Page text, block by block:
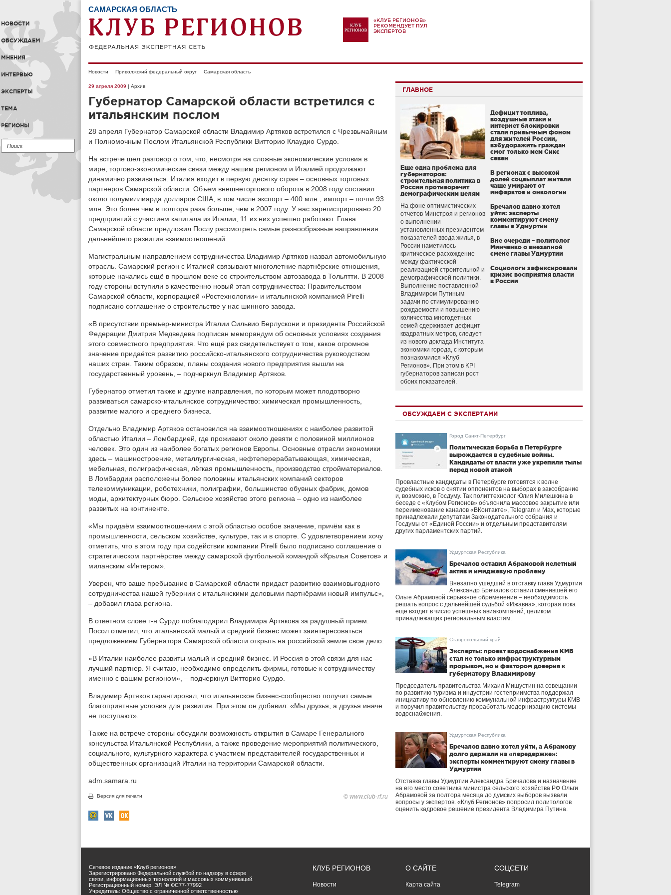
НОВОСТИ
ОБСУЖДАЕМ
МНЕНИЯ
ИНТЕРВЬЮ
ЭКСПЕРТЫ
ТЕМА
РЕГИОНЫ
САМАРСКАЯ ОБЛАСТЬ
«КЛУБ РЕГИОНОВ»
РЕКОМЕНДУЕТ ПУЛ
ЭКСПЕРТОВ
Новости Приволжский федеральный округ Самарская область
29 апреля 2009 | Архив
Губернатор Самарской области встретился с
итальянским послом
28 апреля Губернатор Самарской области Владимир Артяков встретился с Чрезвычайным
и Полномочным Послом Итальянской Республики Витторио Клаудио Сурдо.
На встрече шел разговор о том, что, несмотря на сложные экономические условия в
мире, торгово-экономические связи между нашим регионом и Италией продолжают
динамично развиваться. Италия входит в первую десятку стран – основных торговых
партнеров Самарской области. Объем внешнеторгового оборота в 2008 году составил
около полумиллиарда долларов США, в том числе экспорт – 400 млн., импорт – почти 93
млн. Это более чем в полтора раза больше, чем в 2007 году. У нас зарегистрировано 20
предприятий с участием капитала из Италии, 11 из них успешно работают. Глава
Самарской области предложил Послу рассмотреть самые разнообразные направления
дальнейшего развития взаимоотношений.
Магистральным направлением сотрудничества Владимир Артяков назвал автомобильную
отрасль. Самарский регион с Италией связывают многолетние партнёрские отношения,
которые начались ещё в прошлом веке со строительством автозавода в Тольятти. В 2008
году стороны вступили в качественно новый этап сотрудничества: Правительством
Самарской области, корпорацией «Ростехнологии» и итальянской компанией Pirelli
подписано соглашение о строительстве у нас шинного завода.
«В присутствии премьер-министра Италии Сильвио Берлускони и президента Российской
Федерации Дмитрия Медведева подписан меморандум об основных условиях создания
этого совместного предприятия. Что ещё раз свидетельствует о том, какое огромное
значение придаётся развитию российско-итальянского сотрудничества руководством
наших стран. Таким образом, планы создания нового предприятия вышли на
государственный уровень, – подчеркнул Владимир Артяков.
Губернатор отметил также и другие направления, по которым может плодотворно
развиваться самарско-итальянское сотрудничество: химическая промышленность,
развитие малого и среднего бизнеса.
Отдельно Владимир Артяков остановился на взаимоотношениях с наиболее развитой
областью Италии – Ломбардией, где проживают около девяти с половиной миллионов
человек. Это один из наиболее богатых регионов Европы. Основные отрасли экономики
здесь – машиностроение, металлургическая, нефтеперерабатывающая, химическая,
мебельная, полиграфическая, лёгкая промышленность, производство стройматериалов.
В Ломбардии расположены более половины итальянских компаний секторов
телекоммуникации, роботехники, полиграфии, большинство обувных фабрик, домов
моды, архитектурных бюро. Сельское хозяйство этого региона – одно из наиболее
развитых на континенте.
«Мы придаём взаимоотношениям с этой областью особое значение, причём как в
промышленности, сельском хозяйстве, культуре, так и в спорте. С удовлетворением хочу
отметить, что в этом году при содействии компании Pirelli было подписано соглашение о
стратегическом партнёрстве между самарской футбольной командой «Крылья Советов» и
миланским «Интером».
Уверен, что ваше пребывание в Самарской области придаст развитию взаимовыгодного
сотрудничества нашей губернии с итальянскими деловыми партнёрами новый импульс»,
– добавил глава региона.
В ответном слове г-н Сурдо поблагодарил Владимира Артякова за радушный прием.
Посол отметил, что итальянский малый и средний бизнес может заинтересоваться
предложением Губернатора Самарской области открыть на российской земле свое дело:
«В Италии наиболее развиты малый и средний бизнес. И Россия в этой связи для нас –
лучший партнер. Я считаю, необходимо определить фирмы, готовые к сотрудничеству
именно с вашим регионом», – подчеркнул Витторио Сурдо.
Владимир Артяков гарантировал, что итальянское бизнес-сообщество получит самые
благоприятные условия для развития. При этом он добавил: «Мы друзья, а друзья иначе
не поступают».
Также на встрече стороны обсудили возможность открытия в Самаре Генерального
консульства Итальянской Республики, а также проведение мероприятий политического,
социального, культурного характера с участием представителей государственных и
общественных организаций Италии на территории Самарской области.
adm.samara.ru
Версия для печати © www.club-rf.ru
ГЛАВНОЕ
Еще одна проблема для
губернаторов:
строительная политика в
России противоречит
демографическим целям
На фоне оптимистических
отчетов Минстроя и регионов
о выполнении
установленных президентом
показателей ввода жилья, в
России наметилось
критическое расхождение
между фактической
реализацией строительной и
демографической политики.
Выполнение поставленной
Владимиром Путиным
задачи по стимулированию
рождаемости и повышению
количества многодетных
семей сдерживает дефицит
квадратных метров, следует
из нового доклада Института
экономики города, с которым
познакомился «Клуб
Регионов». При этом в KPI
губернаторов записан рост
обоих показателей.
Дефицит топлива,
воздушные атаки и
интернет блокировки
стали привычным фоном
для жителей России,
взбудоражить граждан
смог только мем Сикс
севен
В регионах с высокой
долей соцвыплат жители
чаще умирают от
инфарктов и онкологии
Бречалов давно хотел
уйти: эксперты
комментируют смену
главы в Удмуртии
Вне очереди – политолог
Минченко о внезапной
смене главы Удмуртии
Социологи зафиксировали
кризис восприятия власти
в России
ОБСУЖДАЕМ С ЭКСПЕРТАМИ
Город Санкт-Петербург
Политическая борьба в Петербурге
вырождается в судебные войны.
Кандидаты от власти уже укрепили тылы
перед новой атакой
Провластные кандидаты в Петербурге готовятся к волне
судебных исков о снятии оппонентов на выборах в заксобрание
и, возможно, в Госдуму. Так политтехнолог Юлия Милешкина в
беседе с «Клубом Регионов» объяснила массовое закрытие или
переименование каналов «ВКонтакте», Telegram и Max, которые
принадлежали депутатам Законодательного собрания и
Госдумы от «Единой России» и отдельным представителям
других парламентских партий.
Удмуртская Республика
Бречалов оставил Абрамовой нелетный
актив и имиджевую проблему
Внезапно ушедший в отставку глава Удмуртии
Александр Бречалов оставил сменившей его
Ольге Абрамовой серьезное обременение – необходимость
решать вопрос с дальнейшей судьбой «Ижавиа», которая пока
еще входит в число успешных авиакомпаний, целиком
принадлежащих региональным властям.
Ставропольский край
Эксперты: проект водоснабжения КМВ
стал не только инфраструктурным
прорывом, но и фактором доверия к
губернатору Владимирову
Председатель правительства Михаил Мишустин на совещании
по развитию туризма и индустрии гостеприимства поддержал
инициативу по обновлению коммунальной инфраструктуры КМВ
и поручил правительству проработать модернизацию системы
водоснабжения.
Удмуртская Республика
Бречалов давно хотел уйти, а Абрамову
долго держали на «передержке»:
эксперты комментируют смену главы в
Удмуртии
Отставка главы Удмуртии Александра Бречалова и назначение
на его место советника министра сельского хозяйства РФ Ольги
Абрамовой за полтора месяца до думских выборов вызвали
вопросы у экспертов. «Клуб Регионов» попросил политологов
оценить кадровое решение президента Владимира Путина.
Сетевое издание «Клуб регионов»
Зарегистрировано Федеральной службой по надзору в сфере
связи, информационных технологий и массовых коммуникаций.
Регистрационный номер: ЭЛ № ФС77-77992
Учредитель: Общество с ограниченной ответственностью
КЛУБ РЕГИОНОВ
Новости
О САЙТЕ
Карта сайта
СОЦСЕТИ
Telegram